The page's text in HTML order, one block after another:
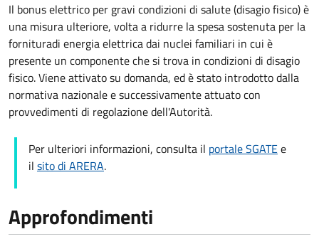
Il bonus elettrico per gravi condizioni di salute (disagio fisico)è
una misura ulteriore, volta a ridurre la spesa sostenuta per la
fornituradi energia elettrica dai nuclei familiari in cui è
presente un componente che si trova in condizioni di disagio
fisico. Viene attivato su domanda, ed èstato introdotto dalla
normativa nazionale e successivamente attuato con
provvedimenti di regolazione dell'Autorità.
Per ulteriori informazioni, consulta il portale SGATEe
il sito di ARERA.
Approfondimenti